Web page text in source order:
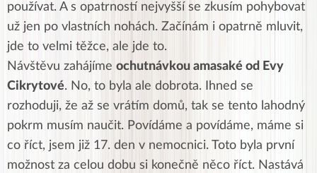
používat. A s opatrností nejvyšší se zkusím pohybovat
už jen po vlastních nohách. Začínám i opatrně mluvit,
jde to velmi těžce, ale jde to.
Návštěvu zahájíme ochutnávkou amasaké od Evy
Cikrytové. No, to byla ale dobrota. Ihned se
rozhoduji, že až se vrátím domů, tak se tento lahodný
pokrm musím naučit. Povídáme a povídáme, máme si
co říct, jsem již 17. den v nemocnici. Toto byla první
možnost za celou dobu si konečně něco říct. Nastává